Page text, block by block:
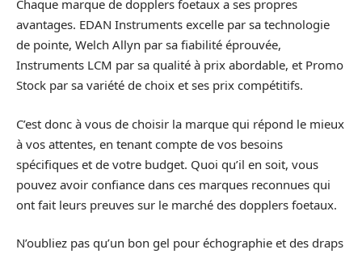
Chaque marque de dopplers foetaux a ses propres
avantages. EDAN Instruments excelle par sa technologie
de pointe, Welch Allyn par sa fiabilité éprouvée,
Instruments LCM par sa qualité à prix abordable, et Promo
Stock par sa variété de choix et ses prix compétitifs.
C’est donc à vous de choisir la marque qui répond le mieux
à vos attentes, en tenant compte de vos besoins
spécifiques et de votre budget. Quoi qu’il en soit, vous
pouvez avoir confiance dans ces marques reconnues qui
ont fait leurs preuves sur le marché des dopplers foetaux.
N’oubliez pas qu’un bon gel pour échographie et des draps